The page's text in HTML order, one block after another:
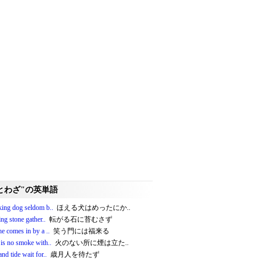
わざ"の英単語
dog seldom b.. ほえる犬はめったにか..
stone gather.. 転がる石に苔むさず
comes in by a .. 笑う門には福来る
no smoke with.. 火のない所に煙は立た..
tide wait for.. 歳月人を待たず